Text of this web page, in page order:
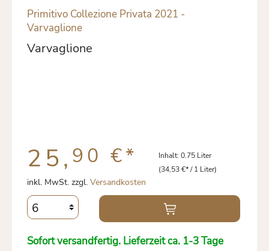
Primitivo Collezione Privata 2021 -
Varvaglione
Varvaglione
25, 90 €* Inhalt: 0.75 Liter
(34,53 €* / 1 Liter)
inkl. MwSt. zzgl. Versandkosten
Sofort versandfertig. Lieferzeit ca. 1-3 Tage